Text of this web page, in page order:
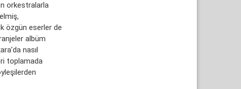
orkestralarla
özgün eserler de
albüm
nasıl
toplamada